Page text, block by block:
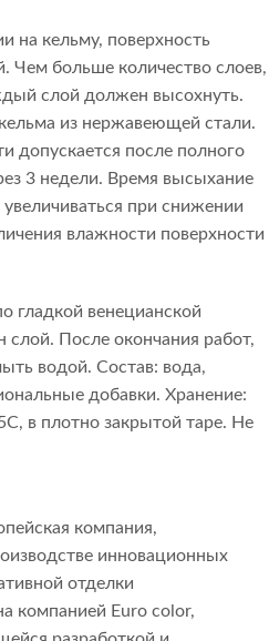
на кельму, поверхность
Чем больше количество слоев,
слой должен высохнуть.
из нержавеющей стали.
допускается после полного
3 недели. Время высыхание
при снижении
влажности поверхности
гладкой венецианской
слой. После окончания работ,
водой. Состав: вода,
добавки. Хранение:
в плотно закрытой таре. Не
компания,
инновационных
отделки
компанией Euro color,